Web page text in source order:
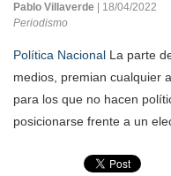
Pablo Villaverde
| 18/04/2022
Periodismo
Política Nacional La parte
medios, premian cualquier
para los que no hacen
posicionarse frente a un